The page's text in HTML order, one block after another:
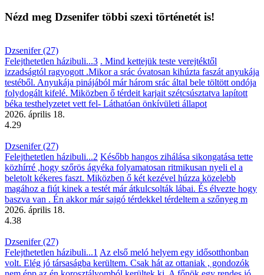
Nézd meg Dzsenifer többi szexi történetét is!
Dzsenifer (27)
Felejthetetlen házibuli...3 . Mind kettejük teste verejtéktől
izzadságtól ragyogott .Mikor a srác óvatosan kihúzta faszát anyukája
testéből. Anyukája pinájából már három srác által bele töltött ondója
folydogált kifelé. Miközben ő térdeit karjait szétcsúsztatva lapított
béka testhelyzetet vett fel- Láthatóan önkívületi állapot
2026. április 18.
4.29
Dzsenifer (27)
Felejthetetlen házibuli...2 Később hangos zihálása sikongatása tette
közhírré ,hogy szőrös ágyéka folyamatosan ritmikusan nyeli el a
beletolt kékeres faszt. Miközben ő két kezével húzza közelebb
magához a fiút kinek a testét már átkulcsolták lábai. És élvezte hogy
baszva van . Én akkor már sajgó térdekkel térdeltem a szőnyeg m
2026. április 18.
4.38
Dzsenifer (27)
Felejthetetlen házibuli...1 Az első meló helyem egy idősotthonban
volt. Elég jó társaságba kerültem. Csak hát az ottaniak , gondozók